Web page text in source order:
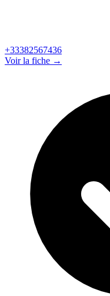
+33382567436
Voir la fiche →